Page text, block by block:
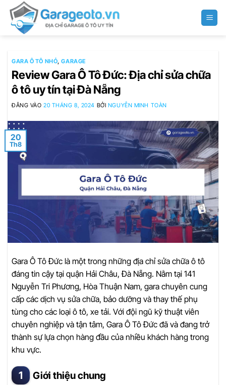
qua
GARA Ô TÔ NHỎ,GARAGE
Review Gara Ô Tô Đức: Địa chỉ sửa chữa
ô tô uy tín tại Đà Nẵng
ĐĂNG VÀO20 THÁNG 8, 2024 BỞI NGUYỄN MINH TOÀN
20
Th8
Gara Ô Tô Đức là một trong những địa chỉ sửa chữa ô tô
đáng tin cậy tại quận Hải Châu, Đà Nẵng. Nằm tại 141
Nguyễn Tri Phương, Hòa Thuận Nam, gara chuyên cung
cấp các dịch vụ sửa chữa, bảo dưỡng và thay thế phụ
tùng cho các loại ô tô, xe tải. Với đội ngũ kỹ thuật viên
chuyên nghiệp và tận tâm, Gara Ô Tô Đức đã và đang trở
thành sự lựa chọn hàng đầu của nhiều khách hàng trong
khu vực.
Giới thiệu chung